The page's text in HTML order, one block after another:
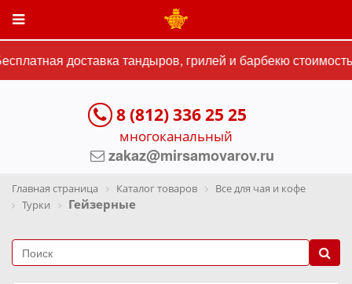
доставка тандыров, грилей и барбекю
8 (812) 336 25 25
многоканальный
zakaz@mirsamovarov.ru
Главная страница Каталог товаров
Все для чая и кофе
Турки
Гейзерные